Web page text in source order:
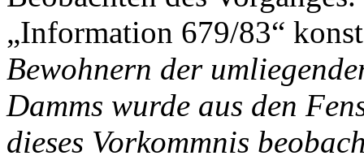
„Information 679/83“
Bewohnern der
Damms wurde aus den
dieses Vorkommnis